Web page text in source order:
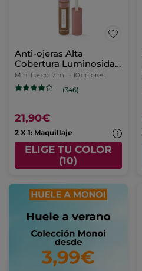
Anti-ojeras Alta
Cobertura Luminosidad
Brun 700
Mini frasco 7 ml - 10 colores
(346)
21,90€
2 X 1: Maquillaje
ELIGE TU COLOR
(10)